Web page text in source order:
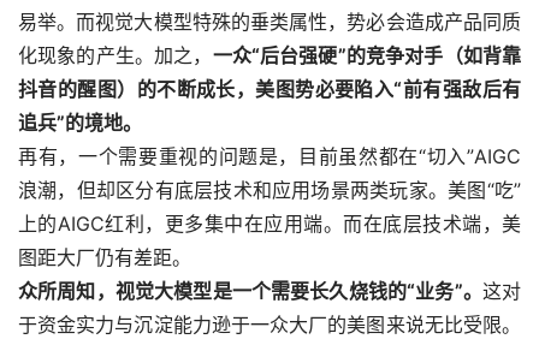
易举。而视觉大模型特殊的垂类属性，势必会造成产品同质
化现象的产生。加之， 一众“后台强硬”的竞争对手（如背靠
抖音的醒图）的不断成长，美图势必要陷入“前有强敌后有
追兵”的境地。
再有，一个需要重视的问题是，目前虽然都在“切入”AIGC
浪潮，但却区分有底层技术和应用场景两类玩家。美图“吃”
上的AIGC红利，更多集中在应用端。而在底层技术端，美
图距大厂仍有差距。
众所周知，视觉大模型是一个需要长久烧钱的“业务”。 这对
于资金实力与沉淀能力逊于一众大厂的美图来说无比受限。